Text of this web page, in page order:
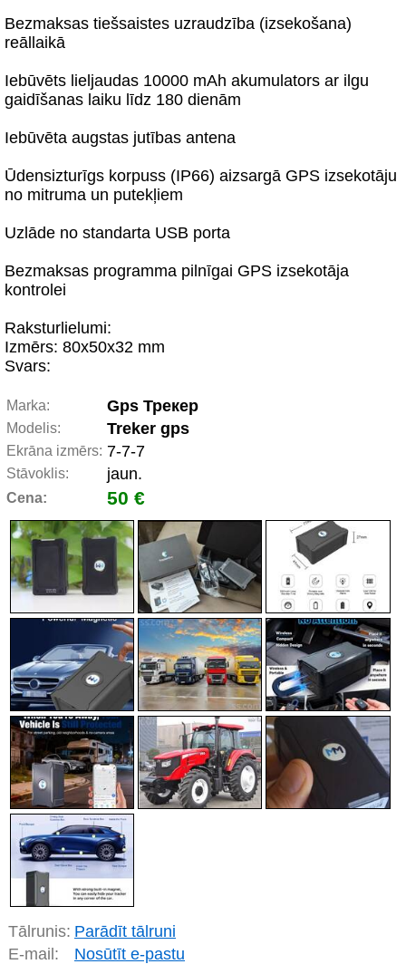
Bezmaksas tiešsaistes uzraudzība (izsekošana)
reāllaikā
Iebūvēts lieljaudas 10000 mAh akumulators ar ilgu
gaidīšanas laiku līdz 180 dienām
Iebūvēta augstas jutības antena
Ūdensizturīgs korpuss (IP66) aizsargā GPS izsekotāju
no mitruma un putekļiem
Uzlāde no standarta USB porta
Bezmaksas programma pilnīgai GPS izsekotāja
kontrolei
Raksturlielumi:
Izmērs: 80x50x32 mm
Svars:
Marka: Gps Трекер
Modelis: Treker gps
Ekrāna izmērs: 7-7-7
Stāvoklis: jaun.
Cena: 50 €
Tālrunis: Parādīt tālruni
E-mail:
Nosūtīt e-pastu